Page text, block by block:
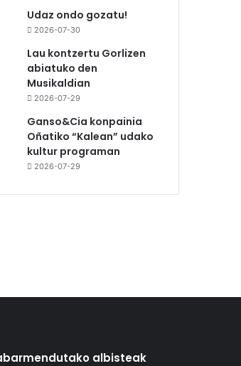
Udaz ondo gozatu!
2026-07-30
Lau kontzertu Gorlizen
abiatuko den
Musikaldian
2026-07-29
Ganso&Cia konpainia
Oñatiko “Kalean” udako
kultur programan
2026-07-29
albisteak